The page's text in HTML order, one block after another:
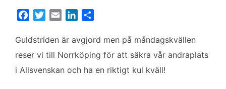
c
e
o
i
t
e
a
i
n
k
d
l
a
Guldstriden är avgjord men på måndagskvällen
reser vi till Norrköping för att säkra vår andraplats
i Allsvenskan och ha en riktigt kul kväll!